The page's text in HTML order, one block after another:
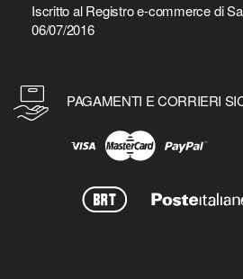
Iscritto al Registro e-commerce di
06/07/2016
PAGAMENTI E CORRIERI